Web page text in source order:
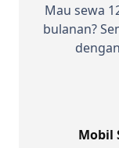
Mau sewa
bulanan?
Mobil